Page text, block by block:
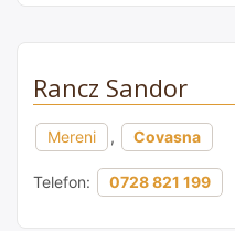
Rancz Sandor
Mereni , Covasna
Telefon: 0728 821 199